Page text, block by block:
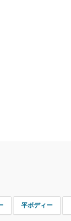
平ボディー